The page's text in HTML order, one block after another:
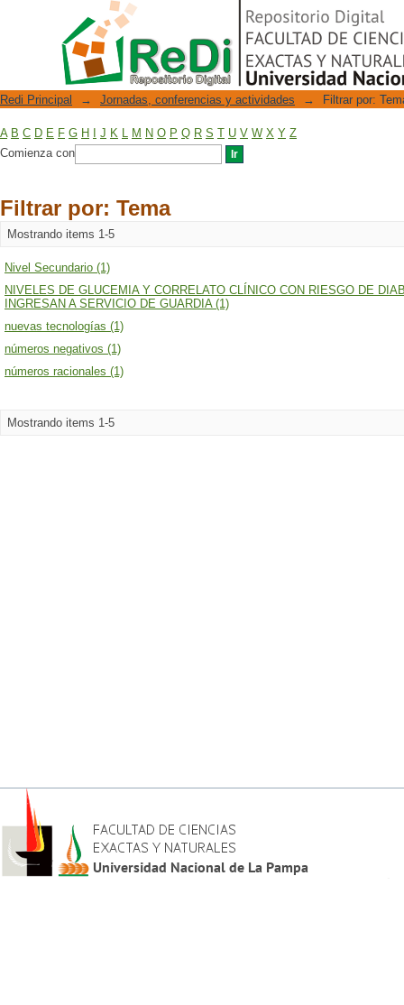
Filtrar por: Tema
Repositorio Digital
Redi Principal → Jornadas, conferencias y actividades → Filtrar por:
A B C D E F G H J K L M N O P Q R S T U V W X Y Z
Comienza con
Filtrar por: Tema
Mostrando items 1-5
Nivel Secundario (1)
NIVELES DE GLUCEMIA Y CORRELATO CLÍNICO CON RIESGO DE
INGRESAN A SERVICIO DE GUARDIA (1)
nuevas tecnologías (1)
números negativos (1)
números racionales (1)
Mostrando items 1-5